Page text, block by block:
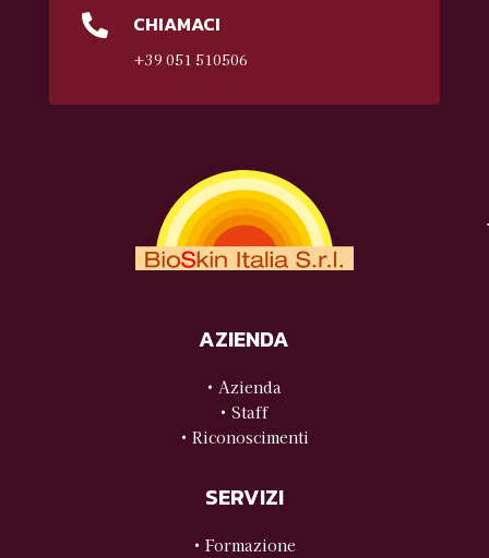
 CHIAMACI
+39 051 510506
AZIENDA
• Azienda
• Staff
• Riconoscimenti
SERVIZI
• Formazione